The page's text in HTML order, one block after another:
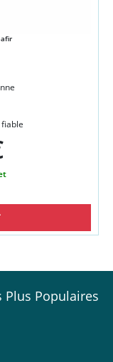
Plus Populaires